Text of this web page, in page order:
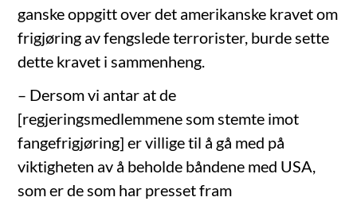
ganske oppgitt over det amerikanske kravet om
frigjøring av fengslede terrorister, burde sette
dette kravet i sammenheng.
– Dersom vi antar at de
[regjeringsmedlemmene som stemte imot
fangefrigjøring] er villige til å gå med på
viktigheten av å beholde båndene med USA,
som er de som har presset fram